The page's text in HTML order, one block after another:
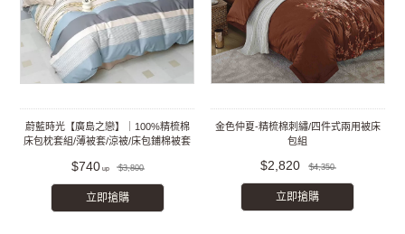
蔚藍時光【廣島之戀】｜100%精梳棉
床包枕套組/薄被套/涼被/床包鋪棉被套
$740 $3,800
立即搶購
金色仲夏-精梳棉刺繡/四件式兩用被床
包組
$2,820 $4,350
立即搶購